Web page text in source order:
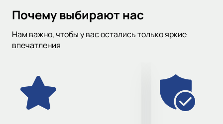
команд и не пропустить важные игры. Для удобства, вы
также можете фильтровать события по дате, городу, месту
проведения и турниру.
Почему выбирают нас
Нам важно, чтобы у вас остались только яркие
впечатления